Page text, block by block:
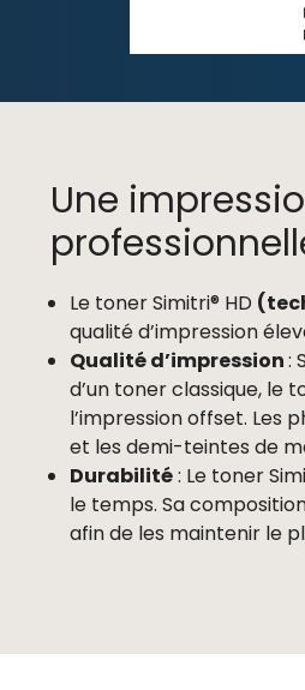
Une
Le toner Simitri® HD
qualité d’impression
Qualité d’impression:
d’un toner classique, le
l’impression offset. Les
et les demi-teintes de
Durabilité: Le toner
le temps. Sa
afin de les maintenir le